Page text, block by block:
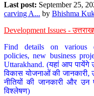
Last post: September 25,
carving A... by Bhishma
Development Issues -
Find details on various
policies, new business
Uttarakhand. (यहां आप पायेंगे
विकास योजनाओं की जानकारी,
नीतियों की जानकारी और उन
विश्लेषण)